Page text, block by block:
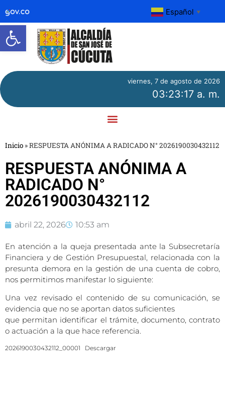
Abrir barra de herramientas
Español ▼
viernes, 7 de agosto de 2026
03:23:17 a. m.
Inicio »RESPUESTA ANÓNIMA A RADICADO N° 2026190030432112
RESPUESTA ANÓNIMA A
RADICADO N°
2026190030432112
abril 22, 2026 10:53 am
En atención a la queja presentada ante la Subsecretaría
Financiera y de Gestión Presupuestal, relacionada con la
presunta demora en la gestión de una cuenta de cobro,
nos permitimos manifestar lo siguiente:
Una vez revisado el contenido de su comunicación, se
evidencia que no se aportan datos suficientes
que permitan identificar el trámite, documento, contrato
o actuación a la que hace referencia.
2026190030432112_00001 Descargar